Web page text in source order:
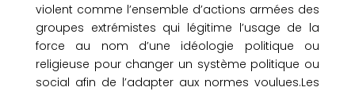
violent comme l’ensemble d’actions armées des
groupes extrémistes qui légitime l’usage de la
force au nom d’une idéologie politique ou
religieuse pour changer un système politique ou
social afin de l’adapter aux normes voulues.Les